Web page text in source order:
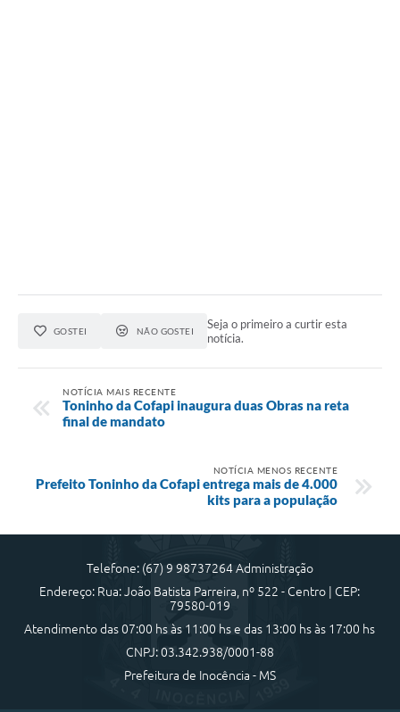
GOSTEI NÃO GOSTEI
Seja o primeiro a curtir esta
notícia.
NOTÍCIA MAIS RECENTE
Toninho da Cofapi inaugura duas Obras na reta
final de mandato
NOTÍCIA MENOS RECENTE
Prefeito Toninho da Cofapi entrega mais de 4.000
kits para a população
Telefone: (67) 9 98737264 Administração
Endereço: Rua: João Batista Parreira, nº 522 - Centro | CEP:
79580-019
Atendimento das 07:00 hs às 11:00 hs e das 13:00 hs às 17:00 hs
CNPJ: 03.342.938/0001-88
Prefeitura de Inocência - MS